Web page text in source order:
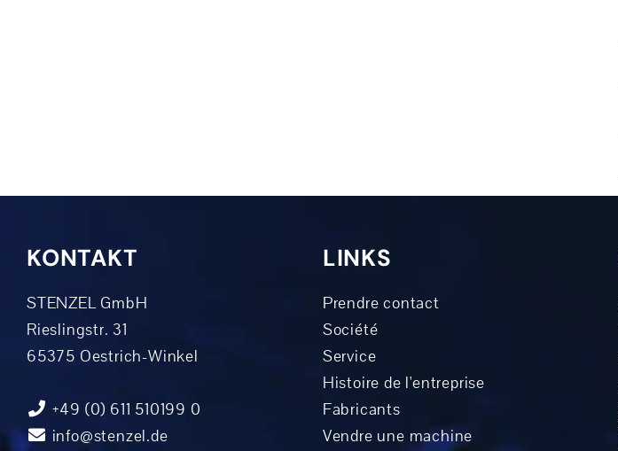
KONTAKT
STENZEL GmbH
Rieslingstr. 31
65375 Oestrich-Winkel
+49 (0) 611 510199 0
info@stenzel.de
LINKS
Prendre contact
Société
Service
Histoire de l'entreprise
Fabricants
Vendre une machine